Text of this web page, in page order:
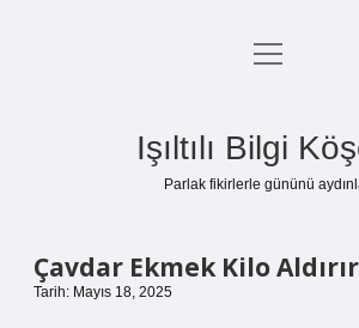
Anasayfa
Yasal Uyarı
menüyü
Işıltılı Bilgi
Parlak fikirlerle gününü
Çavdar Ekmek Kilo Aldırır
Tarih: Mayıs 18, 2025